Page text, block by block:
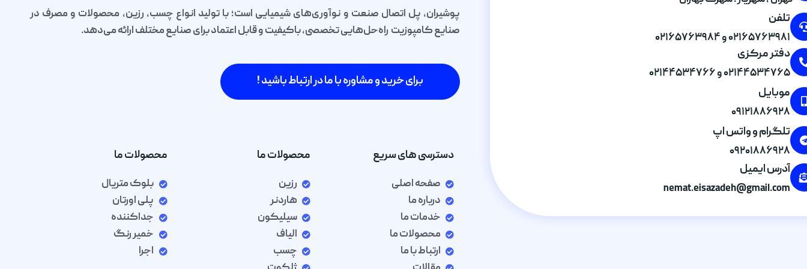
تلفن
۰۲۱۶۵۷۶۳۹۸۱ و ۰۲۱۶۵۷۶۳۹۸۴
دفتر مرکزی
۰۲۱۴۴۵۳۴۷۶۵ و ۰۲۱۴۴۵۳۴۷۶۶
موبایل
۰۹۱۲۱۸۸۶۹۲۸
تلگرام و واتس اپ
۰۹۲۰۱۸۸۶۹۲۸
آدرس ایمیل
nemat.eisazadeh@gmail.com
پوشیران، پل اتصال صنعت و نوآوری‌های شیمیایی است؛ با تولید انواع چسب، رزین، محصولات و مصرف در
صنایع کامپوزیت راه‌حل‌هایی تخصصی، باکیفیت و قابل اعتماد برای صنایع مختلف ارائه می‌دهد.
برای خرید و مشاوره با ما در ارتباط باشید !
دسترسی های سریع
صفحه اصلی
درباره ما
خدمات ما
محصولات ما
ارتباط با ما
محصولات ما
رزین
هاردنر
سیلیکون
الیاف
چسب
محصولات ما
بلوک متریال
پلی اورتان
جداکننده
خمیر رنگ
اجرا